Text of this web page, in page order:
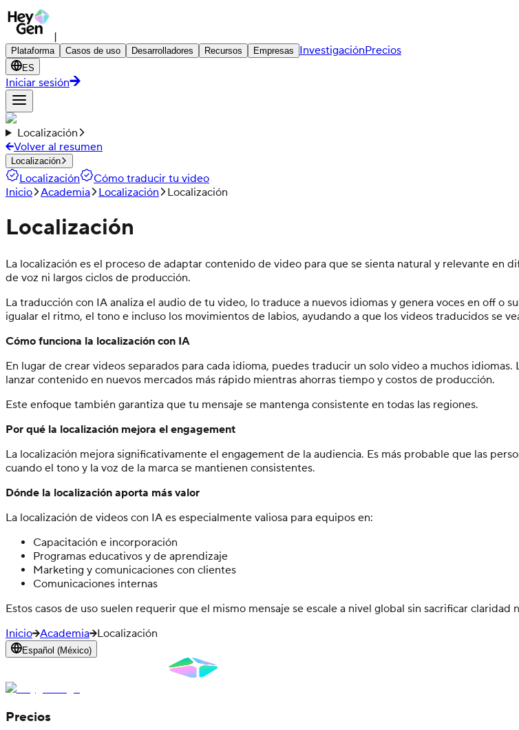
|
Plataforma Casos de uso Desarrolladores Recursos Empresas InvestigaciónPrecios
ES
Iniciar sesión
Localización
Volver al resumen
Localización
Localización
Cómo traducir tu video
Inicio Academia Localización Localización
Localización
La localización es el proceso de adaptar contenido de video para que se sienta natural y relevante en
de voz ni largos ciclos de producción.
La traducción con IA analiza el audio de tu video, lo traduce a nuevos idiomas y genera voces en off o
igualar el ritmo, el tono e incluso los movimientos de labios, ayudando a que los videos traducidos se
Cómo funciona la localización con IA
En lugar de crear videos separados para cada idioma, puedes traducir un solo video a muchos
lanzar contenido en nuevos mercados más rápido mientras ahorras tiempo y costos de producción.
Este enfoque también garantiza que tu mensaje se mantenga consistente en todas las regiones.
Por qué la localización mejora el engagement
La localización mejora significativamente el engagement de la audiencia. Es más probable que las
cuando el tono y la voz de la marca se mantienen consistentes.
Dónde la localización aporta más valor
La localización de videos con IA es especialmente valiosa para equipos en:
Capacitación e incorporación
Programas educativos y de aprendizaje
Marketing y comunicaciones con clientes
Comunicaciones internas
Estos casos de uso suelen requerir que el mismo mensaje se escale a nivel global sin sacrificar claridad
Inicio Academia Localización
Español (México)
Precios